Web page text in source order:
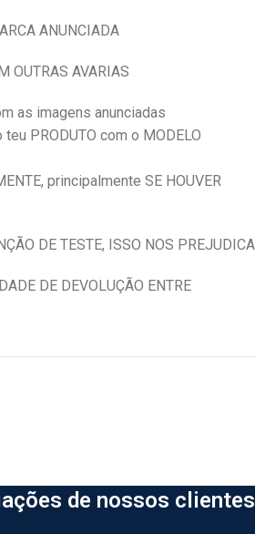
ANUNCIADA
OUTRAS AVARIAS
as imagens anunciadas
PRODUTO com o MODELO
principalmente SE HOUVER
DE TESTE, ISSO NOS PREJUDICA
DE DEVOLUÇÃO ENTRE
de nossos clientes